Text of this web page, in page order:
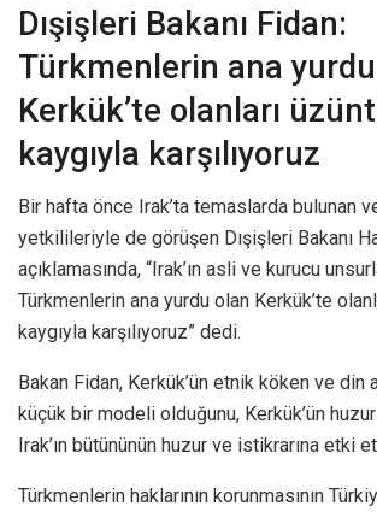
Dışişleri Bakanı Fidan:
Türkmenlerin ana yurdu
Kerkük’te olanları
kaygıyla karşılıyoruz
Bir hafta önce Irak’ta temaslarda bulunan
yetkilileriyle de görüşen Dışişleri Bakanı
açıklamasında, “Irak’ın asli ve kurucu
Türkmenlerin ana yurdu olan Kerkük’te
kaygıyla karşılıyoruz” dedi.
Bakan Fidan, Kerkük’ün etnik köken ve din
küçük bir modeli olduğunu, Kerkük’ün
Irak’ın bütününün huzur ve istikrarına etki
Türkmenlerin haklarının korunmasının